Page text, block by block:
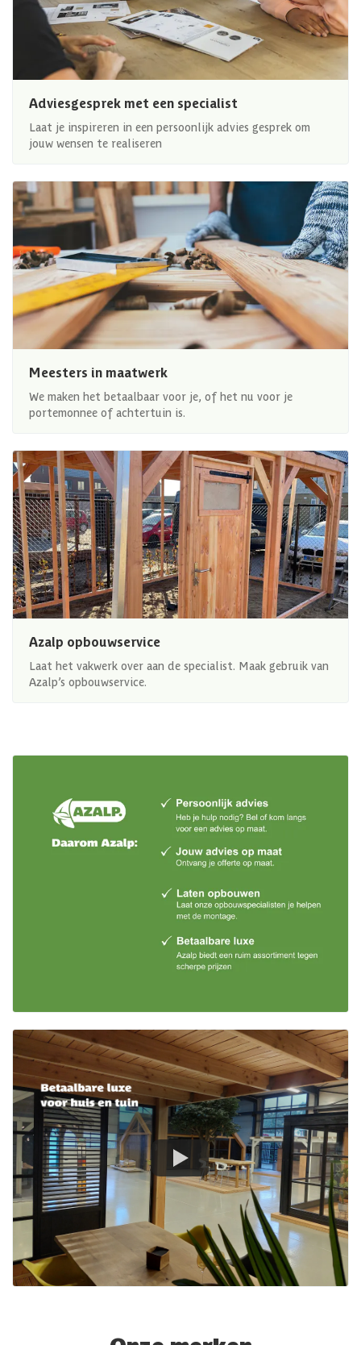
Adviesgesprek met een specialist
Laat je inspireren in een persoonlijk advies gesprek om
jouw wensen te realiseren
Meesters in maatwerk
We maken het betaalbaar voor je, of het nu voor je
portemonnee of achtertuin is.
Azalp opbouwservice
Laat het vakwerk over aan de specialist. Maak gebruik van
Azalp’s opbouwservice.